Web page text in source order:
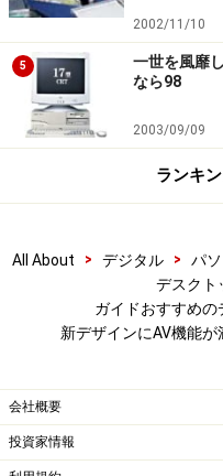
2002/11/10
5
一世を風靡
なら98
2003/09/09
ランキ
All About > デジタル > パ
デスクト
ガイドおすすめ
新デザインにAV機能が
会社概要
投資家情報